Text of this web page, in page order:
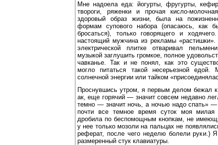
Мне надоела еда: йогурты, фругурты,
твороги, ряженки и прочая кисло-
здоровый образ жизни, была на
формам супового набора (опасаюсь, как
бросаться), только говорящего и
настоящий мужчина из рекламы
электрической плитке отваривал
музыкой заглушить громкое, полное
чавканье. Так и не понял, как это
могло питаться такой несерьезной
солнечной энергии или тайком
Проснувшись утром, я первым делом бежал к
ак, еще горячий — значит совсем недавно
темно — значит ночь, а ночью надо спать»
почти все темное время суток моя милая
дробила по беспомощным кнопкам, не
у нее только мозоли на пальцах не
реферат, после чего неделю болели руки.)
размеренный стук клавиатуры.